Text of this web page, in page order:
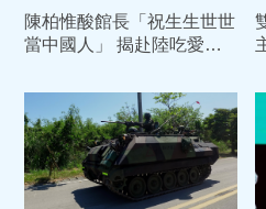
陳柏惟酸館長「祝生生世世
當中國人」 揭赴陸吃愛國
一